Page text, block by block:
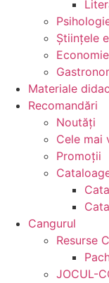
Ştiinţele
Economie
Materiale
Recomandări
Noutăţi
Cele mai
Promoții
Cangurul
Resurse
JOCUL-